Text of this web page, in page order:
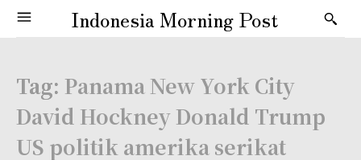
Indonesia Morning Post
Tag: Panama New York City
David Hockney Donald Trump
US politik amerika serikat